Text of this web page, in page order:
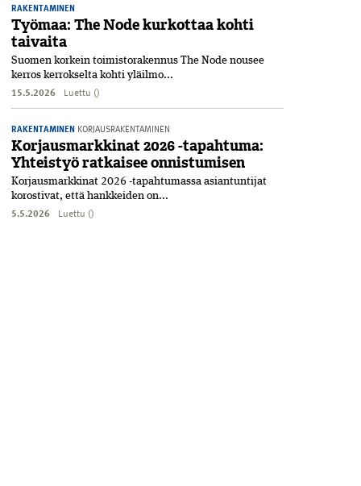
RAKENTAMINEN
Työmaa: The Node kurkottaa kohti
taivaita
Suomen korkein toimistorakennus The Node nousee
kerros kerrokselta kohti yläilmo...
15.5.2026 Luettu ()
RAKENTAMINEN KORJAUSRAKENTAMINEN
Korjausmarkkinat 2026 -tapahtuma:
Yhteistyö ratkaisee onnistumisen
Korjausmarkkinat 2026 -tapahtumassa asiantuntijat
korostivat, että hankkeiden on...
5.5.2026 Luettu ()